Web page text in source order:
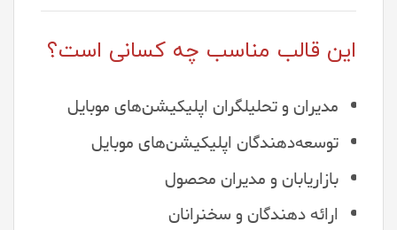
این قالب مناسب چه کسانی است؟
مدیران و تحلیلگران اپلیکیشن‌های موبایل
توسعه‌دهندگان اپلیکیشن‌های موبایل
بازاریابان و مدیران محصول
ارائه دهندگان و سخنرانان